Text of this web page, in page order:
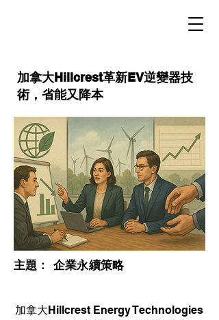
加拿大Hillcrest革新EV逆變器技
術，省能又降本
​主題： 企業永續策略
加拿大Hillcrest Energy Technologies